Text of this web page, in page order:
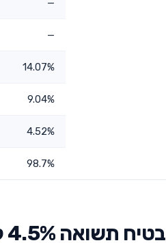
—
—
14.07%
9.04%
4.52%
98.7%
למובילות בקטגוריה